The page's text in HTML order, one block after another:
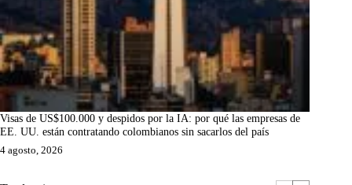
Visas de US$100.000 y despidos por la IA: por qué las empresas de
EE. UU. están contratando colombianos sin sacarlos del país
4 agosto, 2026